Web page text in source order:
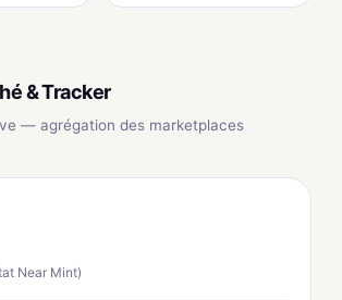
& Tracker
— agrégation des marketplaces
Near Mint)